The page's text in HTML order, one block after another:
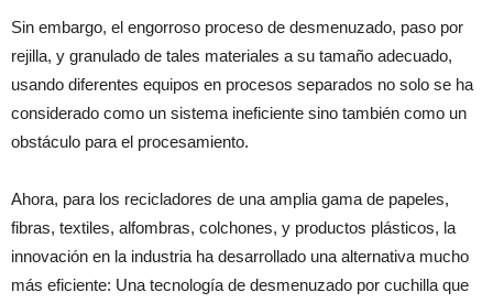
Sin embargo, el engorroso proceso de desmenuzado, paso por
rejilla, y granulado de tales materiales a su tamaño adecuado,
usando diferentes equipos en procesos separados no solo se ha
considerado como un sistema ineficiente sino también como un
obstáculo para el procesamiento.
Ahora, para los recicladores de una amplia gama de papeles,
fibras, textiles, alfombras, colchones, y productos plásticos, la
innovación en la industria ha desarrollado una alternativa mucho
más eficiente: Una tecnología de desmenuzado por cuchilla que